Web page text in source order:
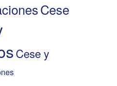
Cese
Cese y